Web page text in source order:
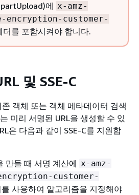
에 x-amz-
encryption-customer-
더를 포함시켜야 합니다.
및 SSE-C
객체 또는 객체 메타데이터 검색
미리 서명된 URL을 생성할 수 있
은 다음과 같이 SSE-C를 지원합
만들 때 서명 계산에 x-amz-
customer-
사용하여 알고리즘을 지정해야